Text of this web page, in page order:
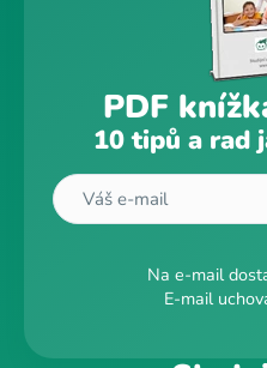
PDF
10 tipů a rad
Na e-mail
E-mail